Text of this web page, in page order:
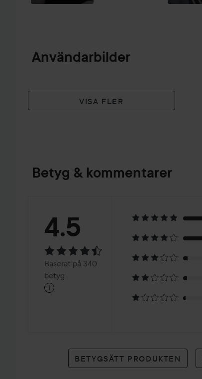
Användarbilder
VISA FLER
Betyg & kommentarer
Betyg:
4.5Baserat
på
betyg
4.5
Baserat på 340
betyg
i
BETYGSÄTT PRODUKTEN